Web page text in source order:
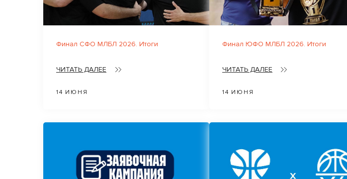
Финал СФО МЛБЛ 2026. Итоги
ЧИТАТЬ ДАЛЕЕ
14 ИЮНЯ
Финал ЮФО МЛБЛ 2026. Итоги
ЧИТАТЬ ДАЛЕЕ
14 ИЮНЯ